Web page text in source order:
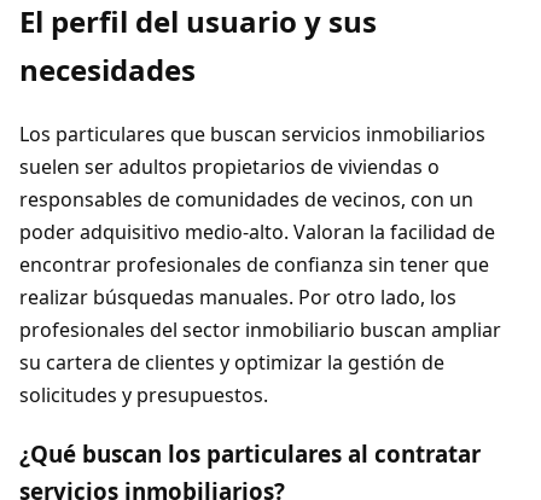
El perfil del usuario y sus
necesidades
Los particulares que buscan servicios inmobiliarios
suelen ser adultos propietarios de viviendas o
responsables de comunidades de vecinos, con un
poder adquisitivo medio-alto. Valoran la facilidad de
encontrar profesionales de confianza sin tener que
realizar búsquedas manuales. Por otro lado, los
profesionales del sector inmobiliario buscan ampliar
su cartera de clientes y optimizar la gestión de
solicitudes y presupuestos.
¿Qué buscan los particulares al contratar
servicios inmobiliarios?